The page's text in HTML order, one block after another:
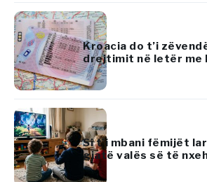
Kroacia do t’i
drejtimit në letër me
standardeve të BE-së
Si t’i mbani fëmijët
gjatë valës së të